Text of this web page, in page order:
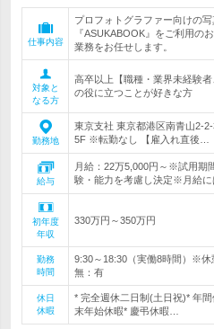
仕事内容
プロフォトグラファー向けの
『ASUKABOOK』をご利用の
業務をお任せします。
対象と
なる方
高卒以上【職種・業界未経験
の役に立つことが好きな方
勤務地
東京支社 東京都港区南青山2-
5F ※転勤なし 【雇入れ直後…
給与
月給：22万5,000円～※試用期
験・能力を考慮し決定※月給に
初年度
年収
330万円～350万円
勤務
時間
9:30～18:30（実働8時間）※
無：有
休日
休暇
* 完全週休二日制(土日祝)* 年
末年始休暇* 慶弔休暇…